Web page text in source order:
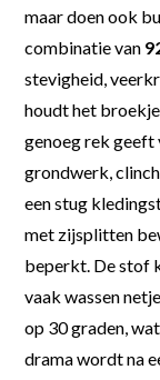
maar doen ook
combinatie van
stevigheid,
houdt het
genoeg rek geeft
grondwerk,
een stug
met zijsplitten
beperkt. De stof
vaak wassen
op 30 graden,
drama wordt na